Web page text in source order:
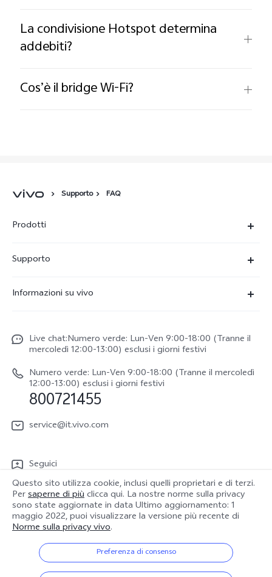
La condivisione Hotspot determina
addebiti?
Cos’è il bridge Wi-Fi?
Supporto FAQ
Prodotti
X300
V70 FE
vivo Watch GT 2
Y31 5G
vivo Buds Air3
Supporto
Funtouch OS
Aggiornamento del sistema
Manuale utente
Informazioni sulla Garanzia
Scarica le LUT per il ripristino di Log
Informazioni su vivo
Lavori con noi
Netiquette vivo
Note legali
Chi siamo
Centro per la privacy di vivo
Live chat:Numero verde: Lun-Ven 9:00-18:00 (Tranne il
mercoledì 12:00-13:00) esclusi i giorni festivi
Numero verde: Lun-Ven 9:00-18:00 (Tranne il mercoledì
12:00-13:00) esclusi i giorni festivi
800721455
service@it.vivo.com
Seguici
Italia | Seleziona paese/regione
Questo sito utilizza cookie, inclusi quelli proprietari e di terzi.
Persaperne di piùclicca qui. La nostre norme sulla privacy
sono state aggiornate in data Ultimo aggiornamento: 1
maggio 2022, puoi visualizzare la versione più recente di
Norme sulla privacy vivo.
Preferenza di consenso